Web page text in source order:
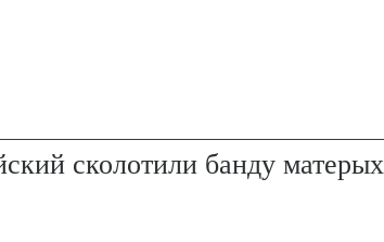
сколотили банду матерых